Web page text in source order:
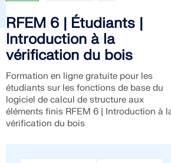
RFEM 6 | Étudiants |
Introduction à la
vérification du bois
Formation en ligne gratuite pour les
étudiants sur les fonctions de base du
logiciel de calcul de structure aux
éléments finis RFEM 6 | Introduction à
vérification du bois